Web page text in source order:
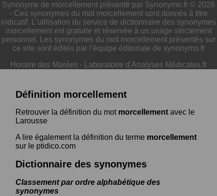
Synonyme de morcellement présenté par Synonymo.fr © 2026
- Ces synonymes du mot morcellement sont donnés à titre
indicatif. L'utilisation du service de dictionnaire des synonymes
morcellement est gratuite et réservée à un usage strictement
personnel. Les synonymes du mot morcellement présentés sur
ce site sont édités par l’équipe éditoriale de synonymo.fr
Horaire des Marées - Laboratoire d'Analyses Médicales.fr
Définition morcellement
Retrouver la définition du mot morcellement avec le
Larousse
A lire également la définition du terme morcellement
sur le ptidico.com
Dictionnaire des synonymes
Classement par ordre alphabétique des
synonymes